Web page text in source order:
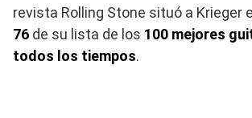
revista Rolling Stone situó a Krieger
76 de su lista de los 100 mejores
todos los tiempos.